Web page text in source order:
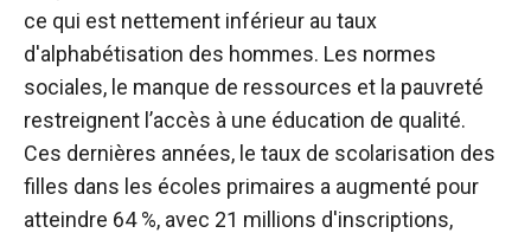
ce qui est nettement inférieur au taux
d'alphabétisation des hommes. Les normes
sociales, le manque de ressources et la pauvreté
restreignent l’accès à une éducation de qualité.
Ces dernières années, le taux de scolarisation des
filles dans les écoles primaires a augmenté pour
atteindre 64 %, avec 21 millions d'inscriptions,